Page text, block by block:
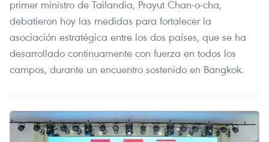
primer ministro de Tailandia, Prayut Chan-o-cha,
debatieron hoy las medidas para fortalecer la
asociación estratégica entre los dos países, que se ha
desarrollado continuamente con fuerza en todos los
campos, durante un encuentro sostenido en Bangkok.